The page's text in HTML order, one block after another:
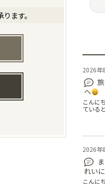
ます。
2026年
へ
こんに
ている
2026年
れい
こんに